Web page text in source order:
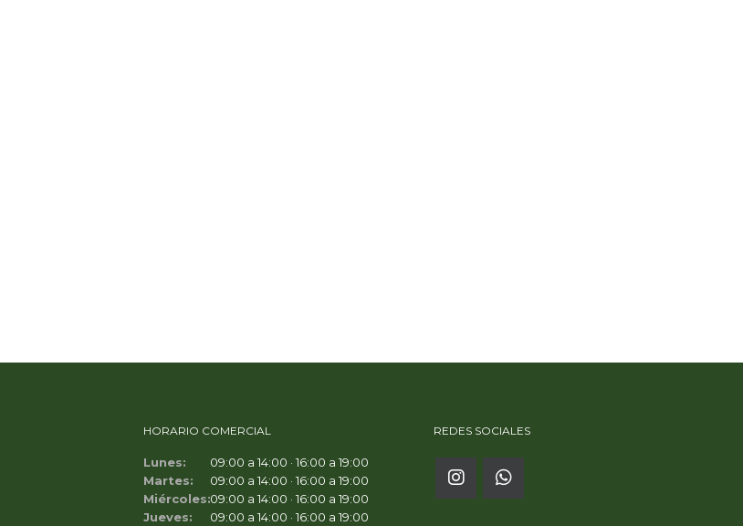
HORARIO COMERCIAL
Lunes:
09:00 a 14:00 · 16:00 a 19:00
Martes:
09:00 a 14:00 · 16:00 a 19:00
Miércoles:09:00 a 14:00 · 16:00 a 19:00
Jueves:
09:00 a 14:00 · 16:00 a 19:00
REDES SOCIALES